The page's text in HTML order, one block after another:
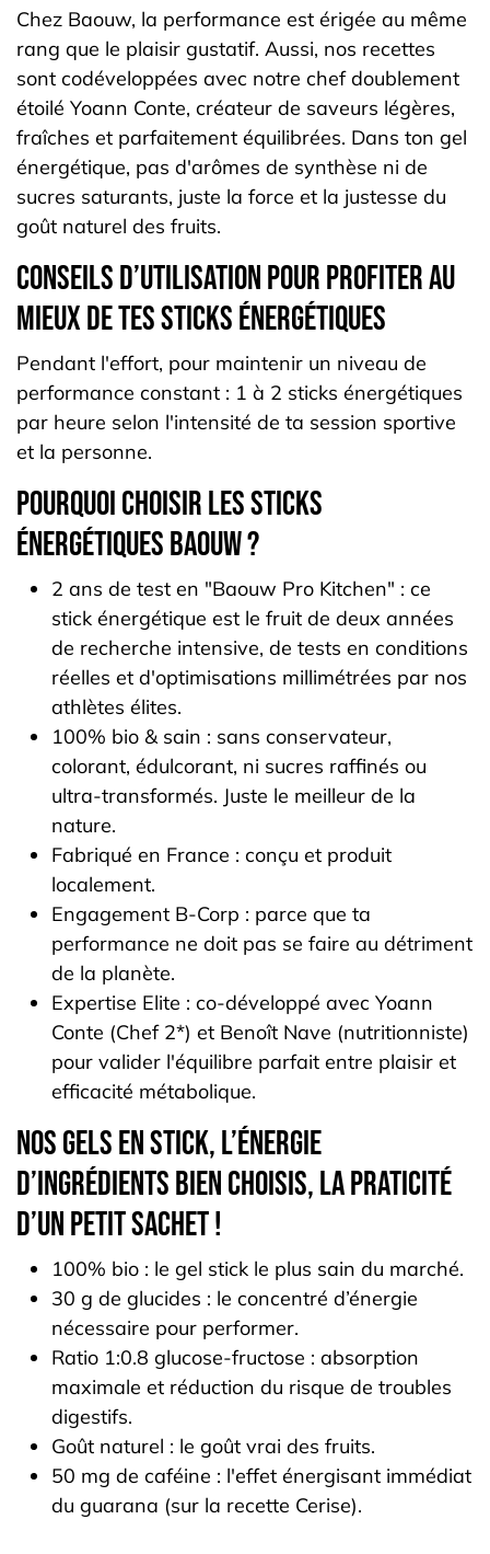
Chez Baouw, la performance est érigée au même
rang que le plaisir gustatif. Aussi, nos recettes
sont codéveloppées avec notre chef doublement
étoilé Yoann Conte, créateur de saveurs légères,
fraîches et parfaitement équilibrées. Dans ton gel
énergétique, pas d'arômes de synthèse ni de
sucres saturants, juste la force et la justesse du
goût naturel des fruits.
Conseils d’utilisation pour profiter au
mieux de tes sticks énergétiques
Pendant l'effort, pour maintenir un niveau de
performance constant : 1 à 2 sticks énergétiques
par heure selon l'intensité de ta session sportive
et la personne.
Pourquoi choisir les sticks
énergétiques Baouw ?
2 ans de test en "Baouw Pro Kitchen" : ce
stick énergétique est le fruit de deux années
de recherche intensive, de tests en conditions
réelles et d'optimisations millimétrées par nos
athlètes élites.
100% bio & sain : sans conservateur,
colorant, édulcorant, ni sucres raffinés ou
ultra-transformés. Juste le meilleur de la
nature.
Fabriqué en France : conçu et produit
localement.
Engagement B-Corp : parce que ta
performance ne doit pas se faire au détriment
de la planète.
Expertise Elite : co-développé avec Yoann
Conte (Chef 2*) et Benoît Nave (nutritionniste)
pour valider l'équilibre parfait entre plaisir et
efficacité métabolique.
Nos gels en stick, l’énergie
d’ingrédients bien choisis, la praticité
d’un petit sachet !
100% bio : le gel stick le plus sain du marché.
30 g de glucides : le concentré d’énergie
nécessaire pour performer.
Ratio 1:0.8 glucose-fructose : absorption
maximale et réduction du risque de troubles
digestifs.
Goût naturel : le goût vrai des fruits.
50 mg de caféine : l'effet énergisant immédiat
du guarana (sur la recette Cerise).